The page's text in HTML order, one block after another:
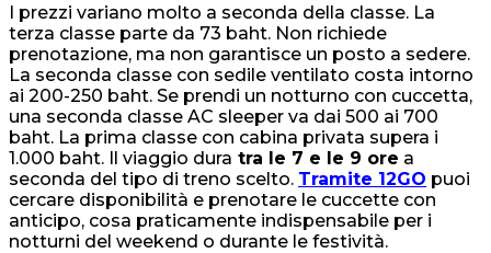
I prezzi variano molto a seconda della classe. La
terza classe parte da 73 baht. Non richiede
prenotazione, ma non garantisce un posto a sedere.
La seconda classe con sedile ventilato costa intorno
ai 200-250 baht. Se prendi un notturno con cuccetta,
una seconda classe AC sleeper va dai 500 ai 700
baht. La prima classe con cabina privata supera i
1.000 baht. Il viaggio dura tra le 7 e le 9 ore a
seconda del tipo di treno scelto. Tramite 12GO puoi
cercare disponibilità e prenotare le cuccette con
anticipo, cosa praticamente indispensabile per i
notturni del weekend o durante le festività.